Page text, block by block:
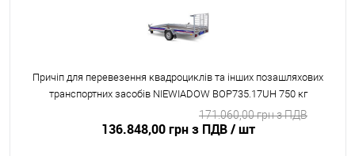
Причіп для перевезення квадроциклів та інших позашляхових
транспортних засобів NIEWIADOW BOP735.17UH 750 кг
136.848,00 грн з ПДВ/ шт
171.060,00 грн з ПДВ